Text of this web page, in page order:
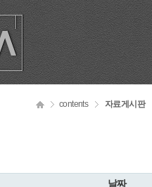
contents 자료게시판
날짜